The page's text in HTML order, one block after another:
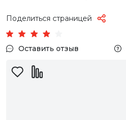
Поделиться страницей
Оставить отзыв